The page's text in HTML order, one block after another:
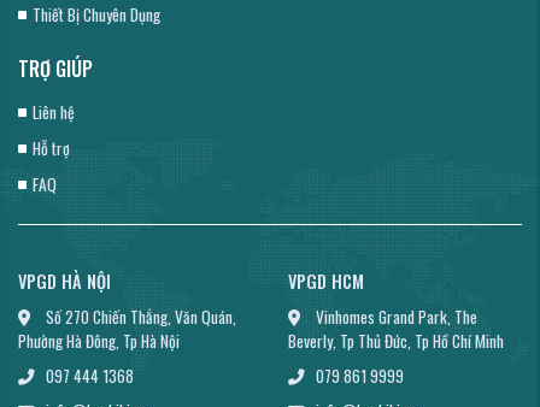
Thiết Bị Chuyên Dụng
TRỢ GIÚP
Liên hệ
Hỗ trợ
FAQ
VPGD HÀ NỘI
Số 270 Chiến Thắng, Văn Quán,
Phường Hà Đông, Tp Hà Nội
097 444 1368
VPGD HCM
Vinhomes Grand Park, The
Beverly, Tp Thủ Đức, Tp Hồ Chí Minh
079 861 9999